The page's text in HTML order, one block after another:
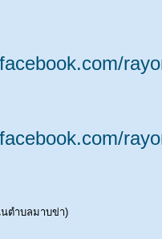
ตำบลมาบข่า)